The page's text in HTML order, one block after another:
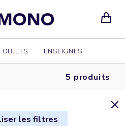
OBJETS ENSEIGNES
5 produits
les filtres